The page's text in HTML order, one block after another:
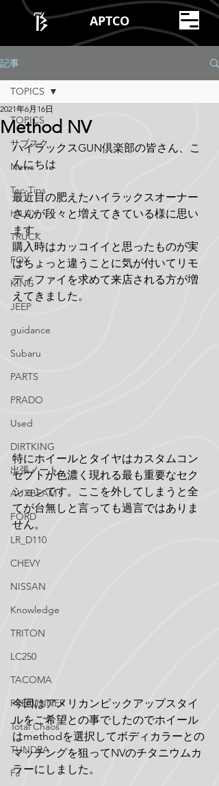
APTCO
記事
TOPICS
サブスク
News
Tec-Tips
HILUX
TRUCK
FOX
KING
JEEP
guidance
Subaru
PARTS
PRADO
Used
DIRTKING
出張ノート
AUXBEAM
FORD
LR_D110
CHEVY
NISSAN
Knowledge
TRITON
LC250
TACOMA
PRERUNNER
Total Chaos
TUNDRA
FJ
TOPICS
Method NV
2021年6月16日
ハイラックスGUN倶楽部の皆さん、こ
んにちは
最近目の肥えたハイラックスオーナー
さんが段々と増えてきている様に思い
ます。
購入時はカッコイイと思ったものが実
はちょっと違うことに気が付いてリモ
ディファイを求めて来店される方が増
えてきました。
特にホイールとタイヤはカスタムコン
セプトが色濃く現れる最も重要なセク
ションです。ここを外してしまうと全
てが台無しと言っても過言ではありま
せん。
今回はアメリカンピックアップスタイ
ルをご希望との事でしたのでホイール
はmethodを選択してボディカラーとの
マッチングを狙ってNVのチタニウムカ
ラーにしました。